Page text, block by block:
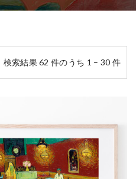
検索結果 62 件のうち 1 – 30 件